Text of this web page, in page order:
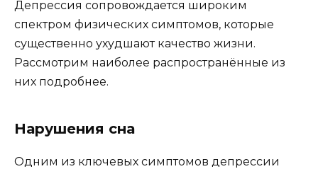
Депрессия сопровождается широким
спектром физических симптомов, которые
существенно ухудшают качество жизни.
Рассмотрим наиболее распространённые из
них подробнее.
Нарушения сна
Одним из ключевых симптомов депрессии